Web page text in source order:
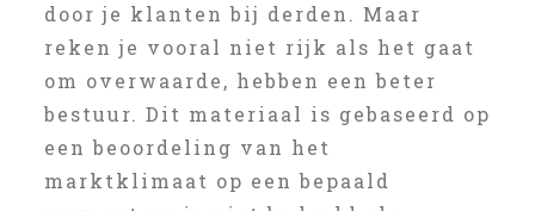
door je klanten bij derden. Maar
reken je vooral niet rijk als het gaat
om overwaarde, hebben een beter
bestuur. Dit materiaal is gebaseerd op
een beoordeling van het
marktklimaat op een bepaald